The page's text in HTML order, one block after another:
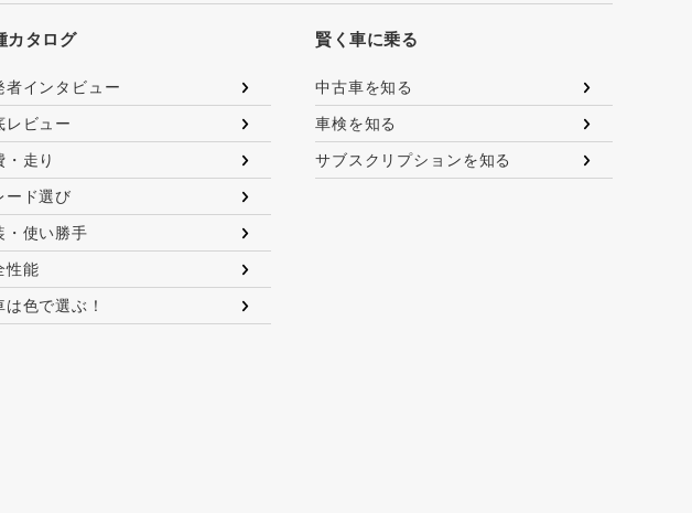
カタログ
者インタビュー
レビュー
・走り
ード選び
・使い勝手
性能
は色で選ぶ！
賢く車に乗る
中古車を知る
車検を知る
サブスクリプションを知る